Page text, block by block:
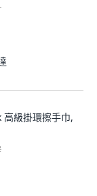
級掛環擦手巾,